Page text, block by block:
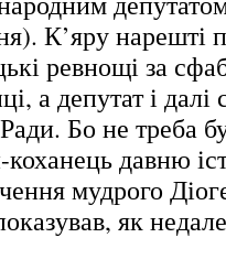
К’яру нарешті
ревнощі за
а депутат і
Бо не треба
давню
мудрого
як